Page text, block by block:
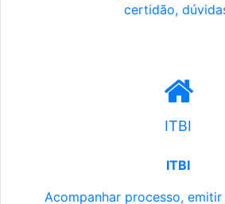
certidão,
ITBI
ITBI
Acompanhar processo,